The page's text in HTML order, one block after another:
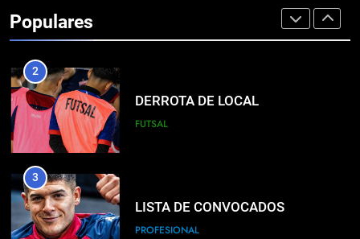
Populares
2
DERROTA DE LOCAL
FUTSAL
3
LISTA DE CONVOCADOS
PROFESIONAL